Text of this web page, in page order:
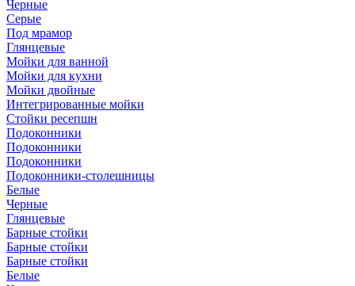
Черные
Серые
Под мрамор
Глянцевые
Мойки для ванной
Мойки для кухни
Мойки двойные
Интегрированные мойки
Стойки ресепшн
Подоконники
Подоконники
Подоконники
Подоконники-столешницы
Белые
Черные
Глянцевые
Барные стойки
Барные стойки
Барные стойки
Белые